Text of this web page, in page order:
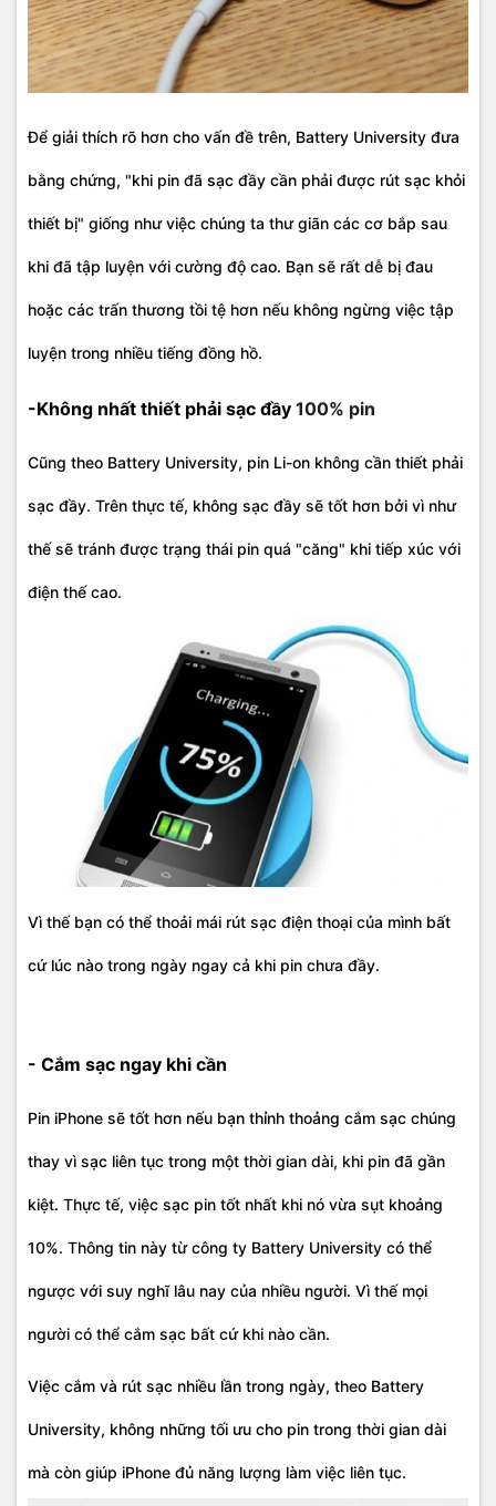
Để giải thích rõ hơn cho vấn đề trên, Battery University đưa
bằng chứng, "khi pin đã sạc đầy cần phải được rút sạc khỏi
thiết bị" giống như việc chúng ta thư giãn các cơ bắp sau
khi đã tập luyện với cường độ cao. Bạn sẽ rất dễ bị đau
hoặc các trấn thương tồi tệ hơn nếu không ngừng việc tập
luyện trong nhiều tiếng đồng hồ.
-Không nhất thiết phải sạc đầy 100% pin
Cũng theo Battery University, pin Li-on không cần thiết phải
sạc đầy. Trên thực tế, không sạc đầy sẽ tốt hơn bởi vì như
thế sẽ tránh được trạng thái pin quá "căng" khi tiếp xúc với
điện thế cao.
Vì thế bạn có thể thoải mái rút sạc điện thoại của mình bất
cứ lúc nào trong ngày ngay cả khi pin chưa đầy.
- Cắm sạc ngay khi cần
Pin iPhone sẽ tốt hơn nếu bạn thỉnh thoảng cắm sạc chúng
thay vì sạc liên tục trong một thời gian dài, khi pin đã gần
kiệt. Thực tế, việc sạc pin tốt nhất khi nó vừa sụt khoảng
10%. Thông tin này từ công ty Battery University có thể
ngược với suy nghĩ lâu nay của nhiều người. Vì thế mọi
người có thể cắm sạc bất cứ khi nào cần.
Việc cắm và rút sạc nhiều lần trong ngày, theo Battery
University, không những tối ưu cho pin trong thời gian dài
mà còn giúp iPhone đủ năng lượng làm việc liên tục.